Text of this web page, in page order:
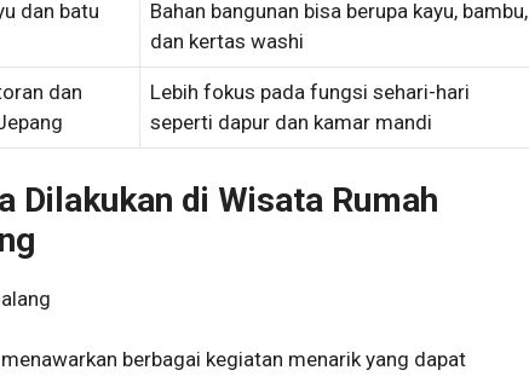
dan batu
Bahan bangunan bisa berupa kayu, bambu,
dan kertas washi
dan
Lebih fokus pada fungsi sehari-hari
seperti dapur dan kamar mandi
Dilakukan di Wisata Rumah
berbagai kegiatan menarik yang dapat